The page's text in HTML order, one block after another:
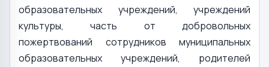
образовательных учреждений, учреждений
культуры, часть от добровольных
пожертвований сотрудников муниципальных
образовательных учреждений, родителей